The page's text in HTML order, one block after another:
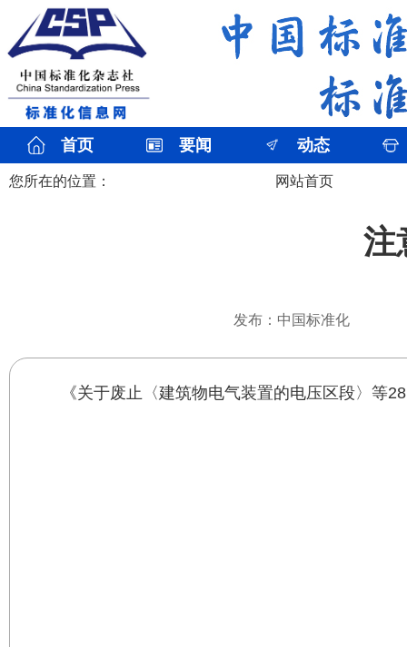
首页 要闻 动态
您所在的位置： 网站首页
注
发布：中国标准化
《关于废止〈建筑物电气装置的电压区段〉等